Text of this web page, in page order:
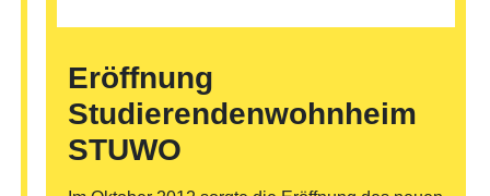
Eröffnung
Studierendenwohnheim
STUWO